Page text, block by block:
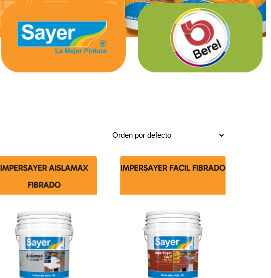
IMPERSAYER AISLAMAX
FIBRADO
IMPERSAYER FACIL FIBRADO